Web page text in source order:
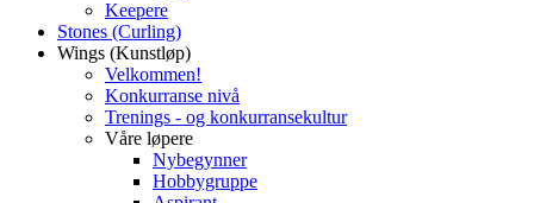
Keepere
Stones (Curling)
Wings (Kunstløp)
Velkommen!
Konkurranse nivå
Trenings - og konkurransekultur
Våre løpere
Nybegynner
Hobbygruppe